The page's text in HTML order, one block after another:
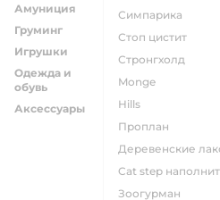
Амуниция
Груминг
Игрушки
Одежда и
обувь
Аксессуары
симпарика
стоп цистит
стронгхолд
monge
hills
проплан
деревенские
cat step
зоогурман